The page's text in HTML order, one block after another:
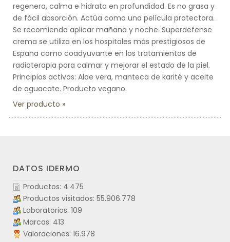
regenera, calma e hidrata en profundidad. Es no grasa y
de fácil absorción. Actúa como una película protectora.
Se recomienda aplicar mañana y noche. Superdefense
crema se utiliza en los hospitales más prestigiosos de
España como coadyuvante en los tratamientos de
radioterapia para calmar y mejorar el estado de la piel.
Principios activos: Aloe vera, manteca de karité y aceite
de aguacate. Producto vegano.
Ver producto
DATOS IDERMO
Productos: 4.475
Productos visitados: 55.906.778
Laboratorios: 109
Marcas: 413
Valoraciones: 16.978